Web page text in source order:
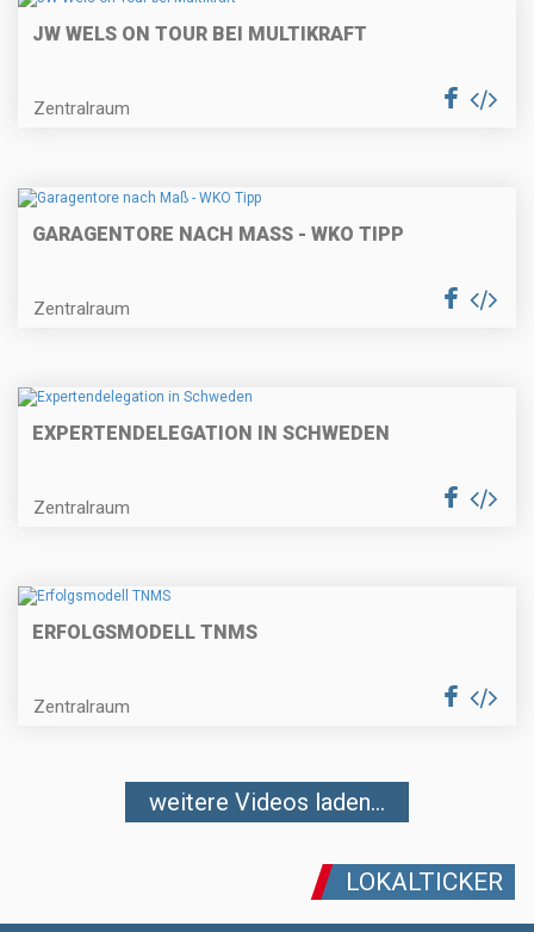
JW WELS ON TOUR BEI MULTIKRAFT
Zentralraum
GARAGENTORE NACH MASS - WKO TIPP
Zentralraum
EXPERTENDELEGATION IN SCHWEDEN
Zentralraum
ERFOLGSMODELL TNMS
Zentralraum
weitere Videos laden...
LOKALTICKER